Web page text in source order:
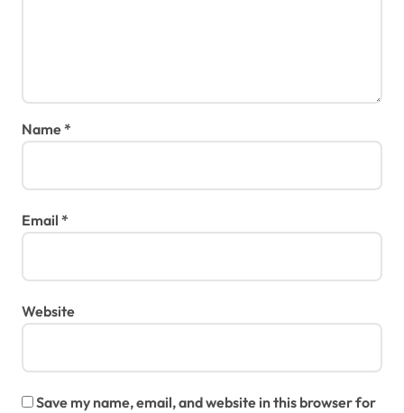
Name*
Email *
Website
Save my name, email, and website in this browser for